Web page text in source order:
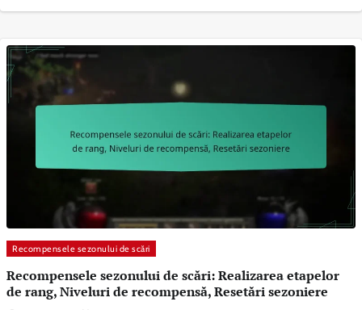
Recompensele sezonului de scări
Recompensele sezonului de scări: Realizarea etapelor
de rang, Niveluri de recompensă, Resetări sezoniere